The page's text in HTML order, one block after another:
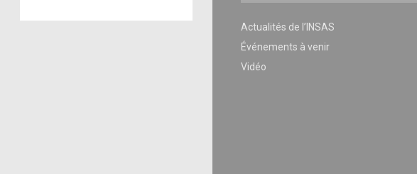
Actualités de l’INSAS
Événements à venir
Vidéo